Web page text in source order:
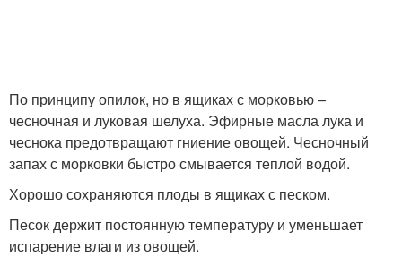
По принципу опилок, но в ящиках с морковью –
чесночная и луковая шелуха. Эфирные масла лука и
чеснока предотвращают гниение овощей. Чесночный
запах с морковки быстро смывается теплой водой.
Хорошо сохраняются плоды в ящиках с песком.
Песок держит постоянную температуру и уменьшает
испарение влаги из овощей.